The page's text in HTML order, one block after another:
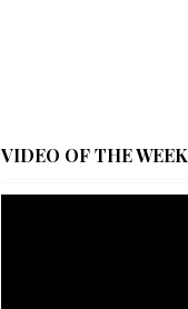
VIDEO OF THE WEEK